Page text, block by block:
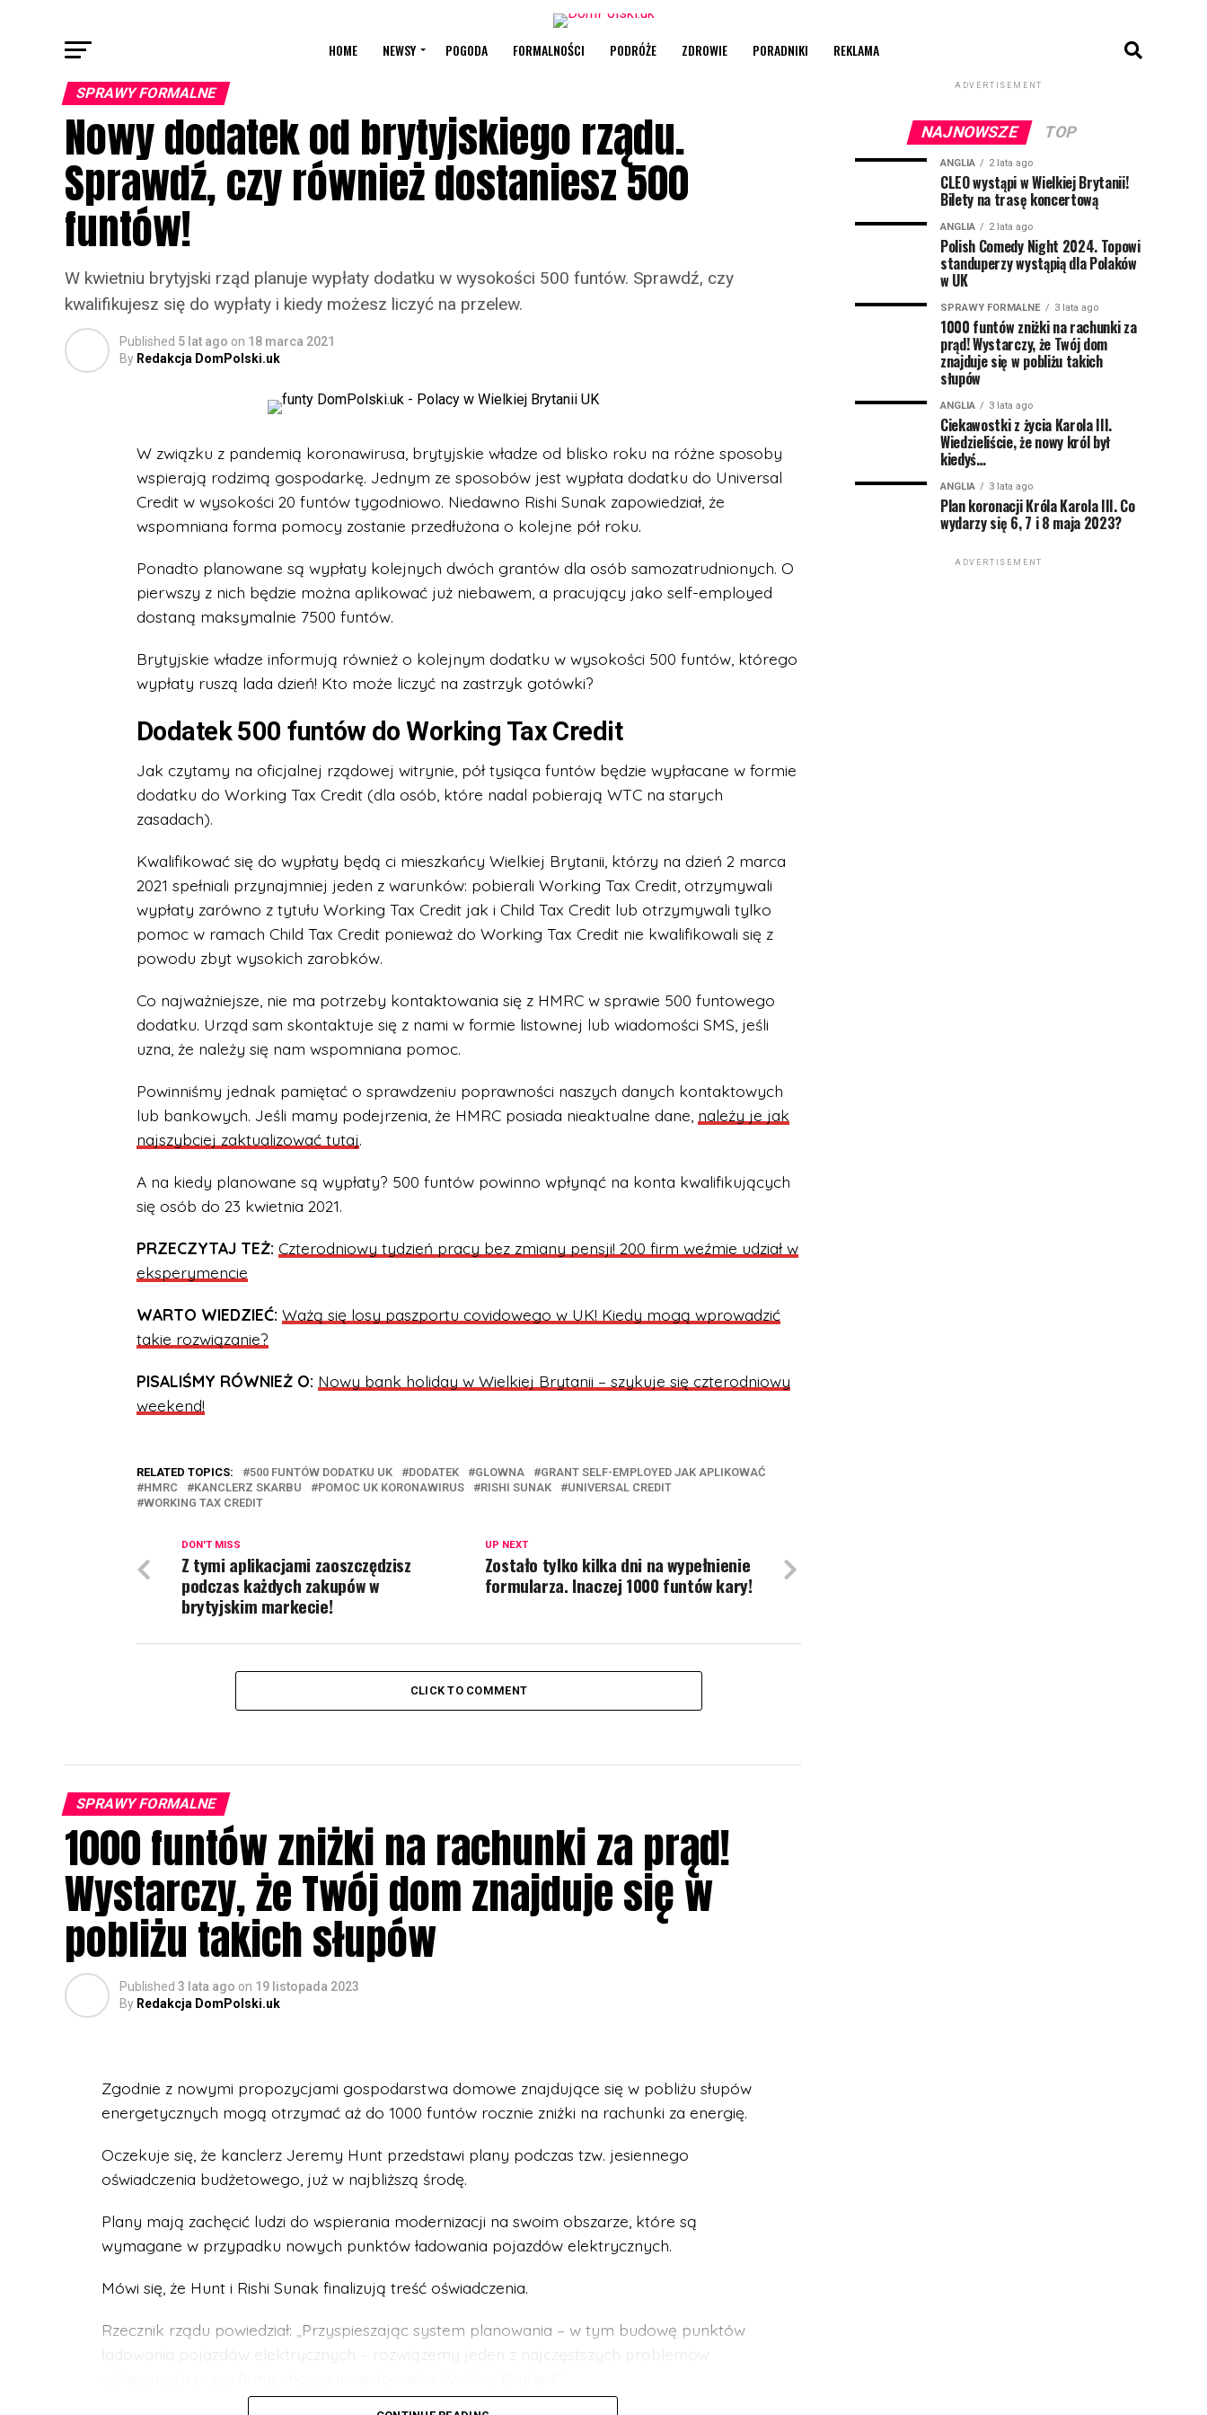
HOME NEWSY POGODA FORMALNOŚCI PODRÓŻE ZDROWIE PORADNIKI REKLAMA
SPRAWY FORMALNE
Nowy dodatek od brytyjskiego rządu.
Sprawdź, czy również dostaniesz 500
funtów!
W kwietniu brytyjski rząd planuje wypłaty dodatku w wysokości 500 funtów. Sprawdź, czy
kwalifikujesz się do wypłaty i kiedy możesz liczyć na przelew.
Published 5 lat ago on 18 marca 2021
By Redakcja DomPolski.uk
W związku z pandemią koronawirusa, brytyjskie władze od blisko roku na różne sposoby
wspierają rodzimą gospodarkę. Jednym ze sposobów jest wypłata dodatku do Universal
Credit w wysokości 20 funtów tygodniowo. Niedawno Rishi Sunak zapowiedział, że
wspomniana forma pomocy zostanie przedłużona o kolejne pół roku.
Ponadto planowane są wypłaty kolejnych dwóch grantów dla osób samozatrudnionych. O
pierwszy z nich będzie można aplikować już niebawem, a pracujący jako self-employed
dostaną maksymalnie 7500 funtów.
Brytyjskie władze informują również o kolejnym dodatku w wysokości 500 funtów, którego
wypłaty ruszą lada dzień! Kto może liczyć na zastrzyk gotówki?
Dodatek 500 funtów do Working Tax Credit
Jak czytamy na oficjalnej rządowej witrynie, pół tysiąca funtów będzie wypłacane w formie
dodatku do Working Tax Credit (dla osób, które nadal pobierają WTC na starych
zasadach).
Kwalifikować się do wypłaty będą ci mieszkańcy Wielkiej Brytanii, którzy na dzień 2 marca
2021 spełniali przynajmniej jeden z warunków: pobierali Working Tax Credit, otrzymywali
wypłaty zarówno z tytułu Working Tax Credit jak i Child Tax Credit lub otrzymywali tylko
pomoc w ramach Child Tax Credit ponieważ do Working Tax Credit nie kwalifikowali się z
powodu zbyt wysokich zarobków.
Co najważniejsze, nie ma potrzeby kontaktowania się z HMRC w sprawie 500 funtowego
dodatku. Urząd sam skontaktuje się z nami w formie listownej lub wiadomości SMS, jeśli
uzna, że należy się nam wspomniana pomoc.
Powinniśmy jednak pamiętać o sprawdzeniu poprawności naszych danych kontaktowych
lub bankowych. Jeśli mamy podejrzenia, że HMRC posiada nieaktualne dane, należy je jak
najszybciej zaktualizować tutaj.
A na kiedy planowane są wypłaty? 500 funtów powinno wpłynąć na konta kwalifikujących
się osób do 23 kwietnia 2021.
PRZECZYTAJ TEŻ: Czterodniowy tydzień pracy bez zmiany pensji! 200 firm weźmie udział w
eksperymencie
WARTO WIEDZIEĆ: Ważą się losy paszportu covidowego w UK! Kiedy mogą wprowadzić
takie rozwiązanie?
PISALIŚMY RÓWNIEŻ O: Nowy bank holiday w Wielkiej Brytanii – szykuje się czterodniowy
weekend!
RELATED TOPICS: 500 FUNTÓW DODATKU UK DODATEK GLOWNA
GRANT SELF-EMPLOYED JAK APLIKOWAĆ
HMRC
KANCLERZ SKARBU POMOC UK KORONAWIRUS RISHI SUNAK
UNIVERSAL CREDIT
WORKING TAX CREDIT
UP NEXT
Zostało tylko kilka dni na wypełnienie
formularza. Inaczej 1000 funtów kary!
DON'T MISS
Z tymi aplikacjami zaoszczędzisz
podczas każdych zakupów w
brytyjskim markecie!
CLICK TO COMMENT
SPRAWY FORMALNE
1000 funtów zniżki na rachunki za prąd!
Wystarczy, że Twój dom znajduje się w
pobliżu takich słupów
Published 3 lata ago on 19 listopada 2023
By Redakcja DomPolski.uk
Zgodnie z nowymi propozycjami gospodarstwa domowe znajdujące się w pobliżu słupów
energetycznych mogą otrzymać aż do 1000 funtów rocznie zniżki na rachunki za energię.
Oczekuje się, że kanclerz Jeremy Hunt przedstawi plany podczas tzw. jesiennego
oświadczenia budżetowego, już w najbliższą środę.
Plany mają zachęcić ludzi do wspierania modernizacji na swoim obszarze, które są
wymagane w przypadku nowych punktów ładowania pojazdów elektrycznych.
Mówi się, że Hunt i Rishi Sunak finalizują treść oświadczenia.
Rzecznik rządu powiedział: „Przyspieszając system planowania – w tym budowę punktów
ADVERTISEMENT
NAJNOWSZE TOP
ANGLIA 2 lata ago
CLEO wystąpi w Wielkiej Brytanii!
Bilety na trasę koncertową
ANGLIA 2 lata ago
Polish Comedy Night 2024. Topowi
standuperzy wystąpią dla Polaków
w UK
SPRAWY FORMALNE 3 lata ago
1000 funtów zniżki na rachunki za
prąd! Wystarczy, że Twój dom
znajduje się w pobliżu takich
słupów
ANGLIA 3 lata ago
Ciekawostki z życia Karola III.
Wiedzieliście, że nowy król był
kiedyś…
ANGLIA 3 lata ago
Plan koronacji Króla Karola III. Co
wydarzy się 6, 7 i 8 maja 2023?
ADVERTISEMENT